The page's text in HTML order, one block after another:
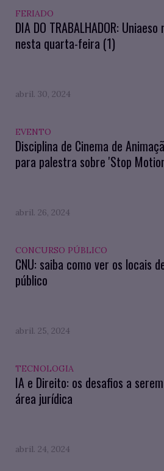
FERIADO
DIA DO TRABALHADOR:
nesta quarta-feira (1)
abril. 30, 2024
EVENTO
Disciplina de Cinema de
para palestra sobre 'Stop
abril. 26, 2024
CONCURSO PÚBLICO
CNU: saiba como ver os locais
público
abril. 25, 2024
TECNOLOGIA
IA e Direito: os desafios a
área jurídica
abril. 24, 2024